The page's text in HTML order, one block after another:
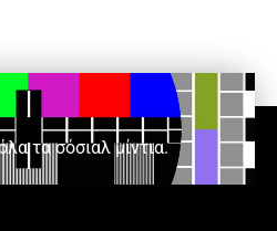
τα σόσιαλ μίντια.